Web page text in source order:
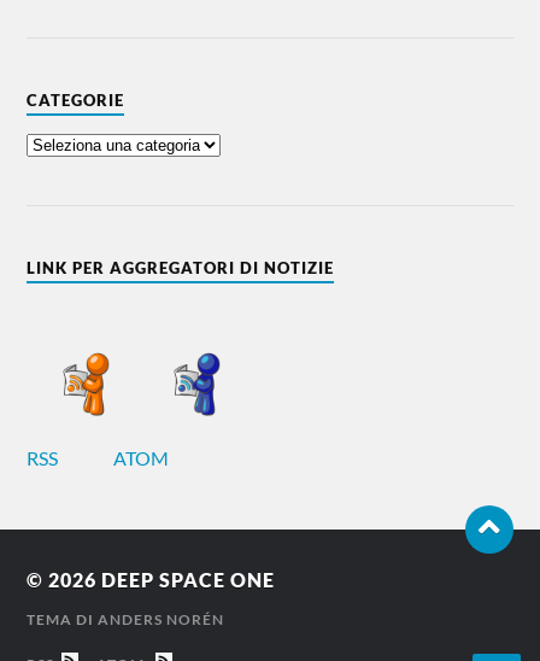
CATEGORIE
LINK PER AGGREGATORI DI NOTIZIE
RSS ATOM
© 2026 DEEP SPACE ONE
TEMA DIANDERS NORÉN